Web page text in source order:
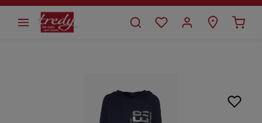
springen